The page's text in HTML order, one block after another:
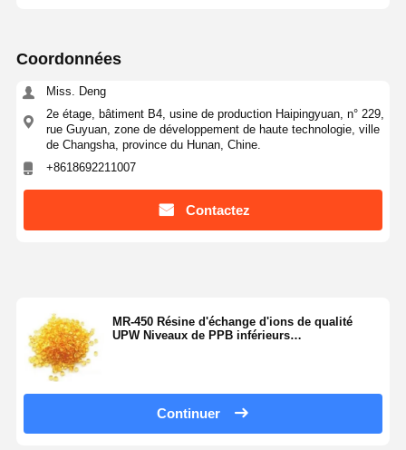
Système industriel de purification de l'eau
Machine désionisée de l'eau
Consommables pour la purification de l'eau
Accessoires du système de purification de l'eau
Coordonnées
Miss. Deng
2e étage, bâtiment B4, usine de production Haipingyuan, n° 229,
rue Guyuan, zone de développement de haute technologie, ville
de Changsha, province du Hunan, Chine.
+8618692211007
Contactez
MR-450 Résine d'échange d'ions de qualité
UPW Niveaux de PPB inférieurs
Continuer